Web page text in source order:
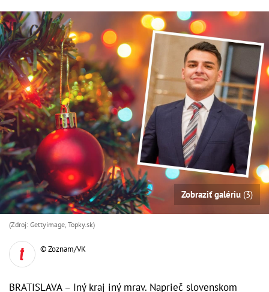
Zobraziť galériu (3)
(Zdroj: Gettyimage, Topky.sk)
© Zoznam/VK
BRATISLAVA – Iný kraj iný mrav. Naprieč slovenskom